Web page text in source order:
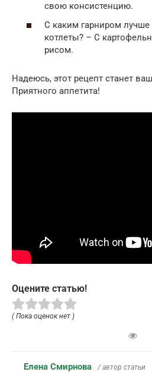
свою консистенцию.
С каким гарниром лучше
котлеты? – С
рисом.
Надеюсь, этот рецепт станет
Приятного аппетита!
Оцените статью!
( Пока оценок нет )
Елена Смирнова / автор статьи